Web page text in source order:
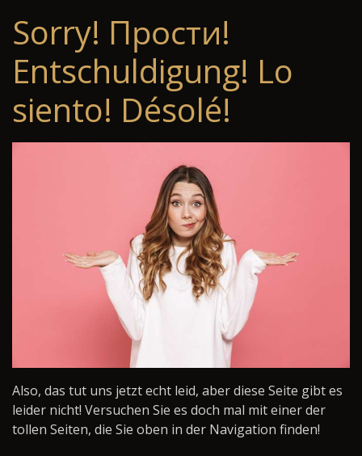
Sorry! Прости!
Entschuldigung! Lo
siento! Désolé!
Also, das tut uns jetzt echt leid, aber diese Seite gibt es
leider nicht! Versuchen Sie es doch mal mit einer der
tollen Seiten, die Sie oben in der Navigation finden!